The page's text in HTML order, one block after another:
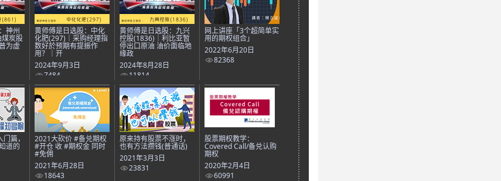
神州
炭股
为虚
黄师傅是日选股：中化
化肥(297)｜采购经理指
数好於预期有提振作
用？｜开
2024年9月3日
7484
黄师傅是日选股：九兴
控股(1836)｜利比亚暂
停出口原油 油价面临地
缘政
2024年8月28日
11814
网上讲座「3个超简单实
用的期权组合」
2022年6月20日
82368
篇，
道的
2021大砍价 #备兑期权
#开仓 收 #期权金 同时
#免佣
2021年6月28日
18643
原来持有股票不涨时，
也有方法攒钱(普通话)
2021年3月3日
23831
股票期权教学：
Covered Call/备兑认购
期权
2020年2月4日
60991